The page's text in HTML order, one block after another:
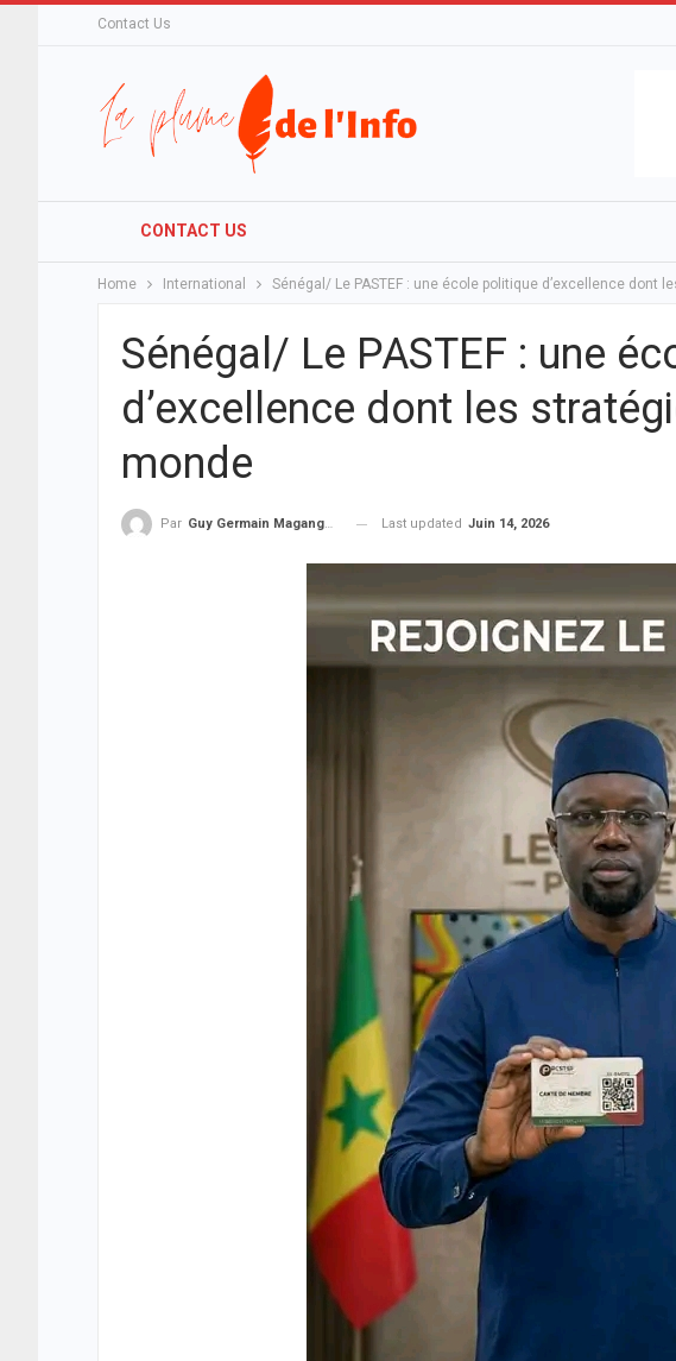
Contact Us
CONTACT US
Home International Sénégal/ Le PASTEF : une école politique d’excellence dont
Sénégal/ Le PASTEF : une
d’excellence dont les
monde
Par Guy Germain Maganga Nziengui Last updated Juin 14, 2026